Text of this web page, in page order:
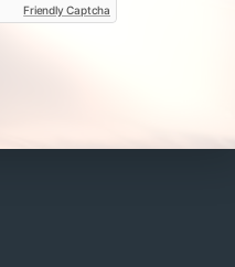
Friendly Captcha